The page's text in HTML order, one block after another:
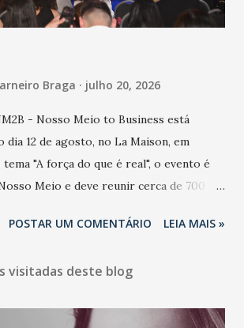
de saúde. “Precisamos saber fazer a
da doença, para não so...
Braga julho 20, 2026
- Nosso Meio to Business está
dia 12 de agosto, no La Maison, em
"A força do que é real", o evento é
Meio e deve reunir cerca de 700
Nacional. Desde 2022, o NM2B
reunindo profissionais de marcas
3corações, TikTok e M. Dias Branco.
POSTAR UM COMENTÁRIO LEIA MAIS »
visitadas deste blog